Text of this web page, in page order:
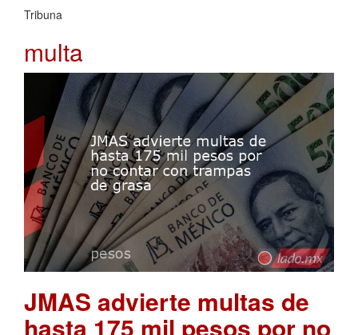
Tribuna
multa
JMAS advierte multas de
hasta 175 mil pesos por no